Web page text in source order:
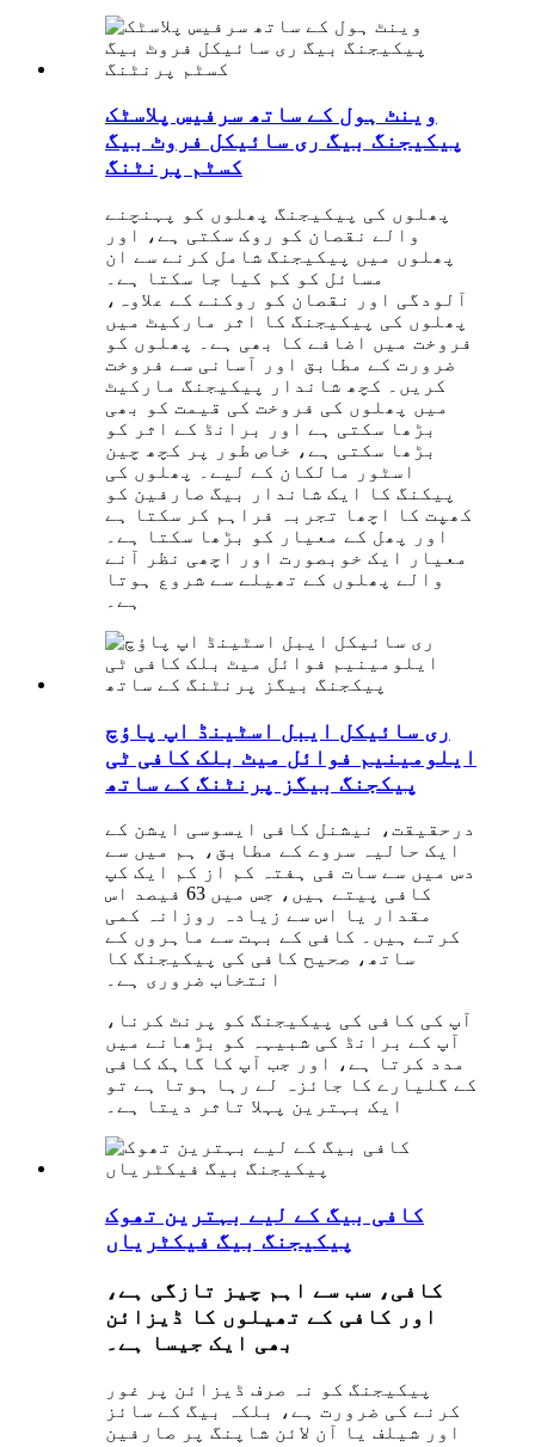
وینٹ ہول کے ساتھ سرفیس پلاسٹک
پیکیجنگ بیگ ری سائیکل فروٹ بیگ
کسٹم پرنٹنگ
پھلوں کی پیکیجنگ پھلوں کو پہنچنے
والے نقصان کو روک سکتی ہے، اور
پھلوں میں پیکیجنگ شامل کرنے سے ان
مسائل کو کم کیا جا سکتا ہے۔
آلودگی اور نقصان کو روکنے کے علاوہ،
پھلوں کی پیکیجنگ کا اثر مارکیٹ میں
فروخت میں اضافے کا بھی ہے۔ پھلوں کو
ضرورت کے مطابق اور آسانی سے فروخت
کریں۔ کچھ شاندار پیکیجنگ مارکیٹ
میں پھلوں کی فروخت کی قیمت کو بھی
بڑھا سکتی ہے اور برانڈ کے اثر کو
بڑھا سکتی ہے، خاص طور پر کچھ چین
اسٹور مالکان کے لیے۔ پھلوں کی
پیکنگ کا ایک شاندار بیگ صارفین کو
کھپت کا اچھا تجربہ فراہم کر سکتا ہے
اور پھل کے معیار کو بڑھا سکتا ہے۔
معیار ایک خوبصورت اور اچھی نظر آنے
والے پھلوں کے تھیلے سے شروع ہوتا
ہے۔
ری سائیکل ایبل اسٹینڈ اپ پاؤچ
ایلومینیم فوائل میٹ بلک کافی ٹی
پیکجنگ بیگز پرنٹنگ کے ساتھ
درحقیقت، نیشنل کافی ایسوسی ایشن کے
ایک حالیہ سروے کے مطابق، ہم میں سے
دس میں سے سات فی ہفتہ کم از کم ایک کپ
کافی پیتے ہیں، جس میں 63 فیصد اس
مقدار یا اس سے زیادہ روزانہ کمی
کرتے ہیں۔ کافی کے بہت سے ماہروں کے
ساتھ، صحیح کافی کی پیکیجنگ کا
انتخاب ضروری ہے۔
آپ کی کافی کی پیکیجنگ کو پرنٹ کرنا،
آپ کے برانڈ کی شبیہہ کو بڑھانے میں
مدد کرتا ہے، اور جب آپ کا گاہک کافی
کے گلیارے کا جائزہ لے رہا ہوتا ہے تو
ایک بہترین پہلا تاثر دیتا ہے۔
کافی بیگ کے لیے بہترین تھوک
پیکیجنگ بیگ فیکٹریاں
کافی، سب سے اہم چیز تازگی ہے،
اور کافی کے تھیلوں کا ڈیزائن
بھی ایک جیسا ہے۔
پیکیجنگ کو نہ صرف ڈیزائن پر غور
کرنے کی ضرورت ہے، بلکہ بیگ کے سائز
اور شیلف یا آن لائن شاپنگ پر صارفین